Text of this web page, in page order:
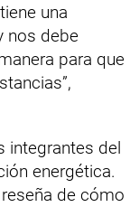
una
nos debe
para que
integrantes del
energética.
de cómo